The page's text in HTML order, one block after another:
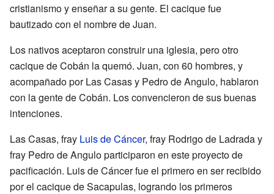
cristianismo y enseñar a su gente. El cacique fue
bautizado con el nombre de Juan.
Los nativos aceptaron construir una iglesia, pero otro
cacique de Cobán la quemó. Juan, con 60 hombres, y
acompañado por Las Casas y Pedro de Angulo, hablaron
con la gente de Cobán. Los convencieron de sus buenas
intenciones.
Las Casas, fray Luis de Cáncer, fray Rodrigo de Ladrada y
fray Pedro de Angulo participaron en este proyecto de
pacificación. Luis de Cáncer fue el primero en ser recibido
por el cacique de Sacapulas, logrando los primeros